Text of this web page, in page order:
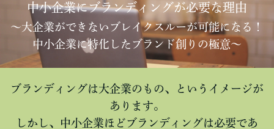
中小企業にブランディングが必要な理由
～大企業ができないブレイクスルーが可能になる！
中小企業に特化したブランド創りの極意～
ブランディングは大企業のもの、というイメージが
あります。
しかし、中小企業ほどブランディングは必要であ